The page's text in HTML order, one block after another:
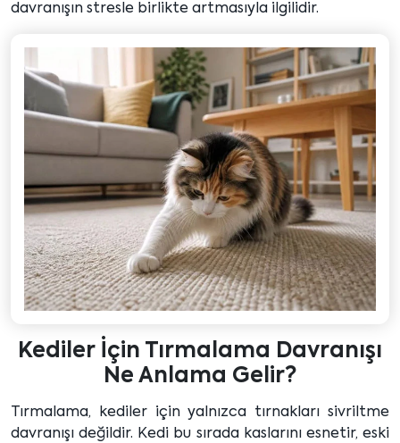
davranışın stresle birlikte artmasıyla ilgilidir.
Kediler İçin Tırmalama Davranışı
Ne Anlama Gelir?
Tırmalama, kediler için yalnızca tırnakları sivriltme
davranışı değildir. Kedi bu sırada kaslarını esnetir, eski